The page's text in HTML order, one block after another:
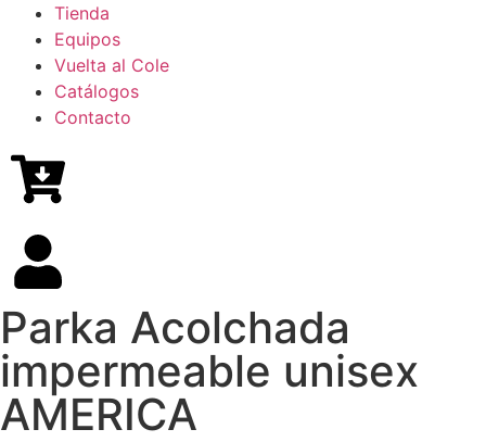
Tienda
Equipos
Vuelta al Cole
Catálogos
Contacto
Parka Acolchada
impermeable unisex
AMERICA